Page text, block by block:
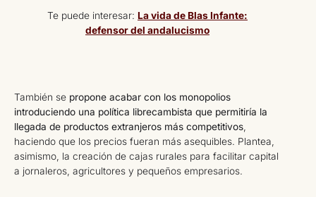
Te puede interesar: La vida de Blas Infante:
defensor del andalucismo
También se propone acabar con los monopolios
introduciendo una política librecambista que permitiría la
llegada de productos extranjeros más competitivos
haciendo que los precios fueran más asequibles. Plantea,
asimismo, la creación de cajas rurales para facilitar capital
a jornaleros, agricultores y pequeños empresarios.